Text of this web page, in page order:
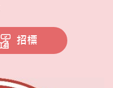
招標